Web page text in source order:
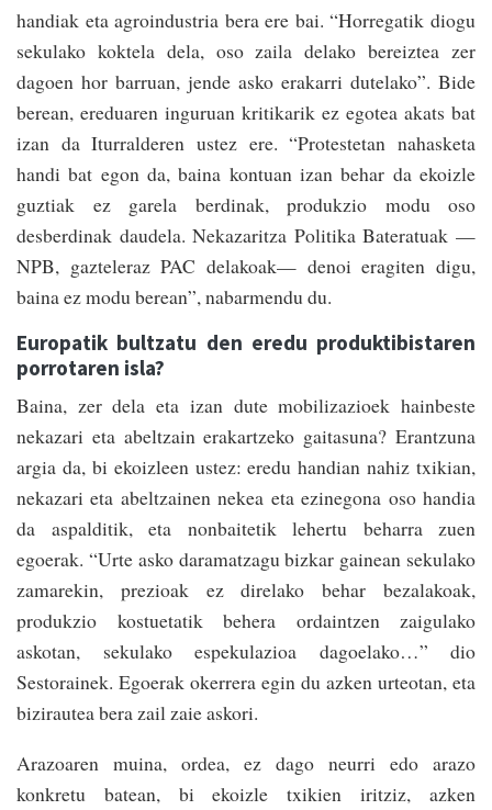
handiak eta agroindustria bera ere bai. “Horregatik diogu
sekulako koktela dela, oso zaila delako bereiztea zer
dagoen hor barruan, jende asko erakarri dutelako”. Bide
berean, ereduaren inguruan kritikarik ez egotea akats bat
izan da Iturralderen ustez ere. “Protestetan nahasketa
handi bat egon da, baina kontuan izan behar da ekoizle
guztiak ez garela berdinak, produkzio modu oso
desberdinak daudela. Nekazaritza Politika Bateratuak —
NPB, gazteleraz PAC delakoak— denoi eragiten digu,
baina ez modu berean”, nabarmendu du.
Europatik bultzatu den eredu produktibistaren
porrotaren isla?
Baina, zer dela eta izan dute mobilizazioek hainbeste
nekazari eta abeltzain erakartzeko gaitasuna? Erantzuna
argia da, bi ekoizleen ustez: eredu handian nahiz txikian,
nekazari eta abeltzainen nekea eta ezinegona oso handia
da aspalditik, eta nonbaitetik lehertu beharra zuen
egoerak. “Urte asko daramatzagu bizkar gainean sekulako
zamarekin, prezioak ez direlako behar bezalakoak,
produkzio kostuetatik behera ordaintzen zaigulako
askotan, sekulako espekulazioa dagoelako…” dio
Sestorainek. Egoerak okerrera egin du azken urteotan, eta
bizirautea bera zail zaie askori.
Arazoaren muina, ordea, ez dago neurri edo arazo
konkretu batean, bi ekoizle txikien iritziz, azken